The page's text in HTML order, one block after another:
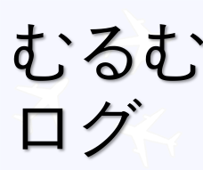
むる
ログ